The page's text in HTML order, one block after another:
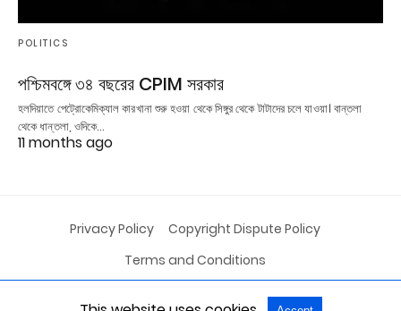
POLITICS
পশ্চিমবঙ্গে ৩৪ বছরের CPIM সরকার
হলদিয়াতে পেট্রোকেমিক্যাল কারখানা শুরু হওয়া থেকে সিঙ্গুর থেকে টাটাদের চলে যাওয়া। বান্তলা
থেকে ধান্তলা, ওদিকে…
11 months ago
Privacy Policy
Copyright Dispute Policy
Terms and Conditions